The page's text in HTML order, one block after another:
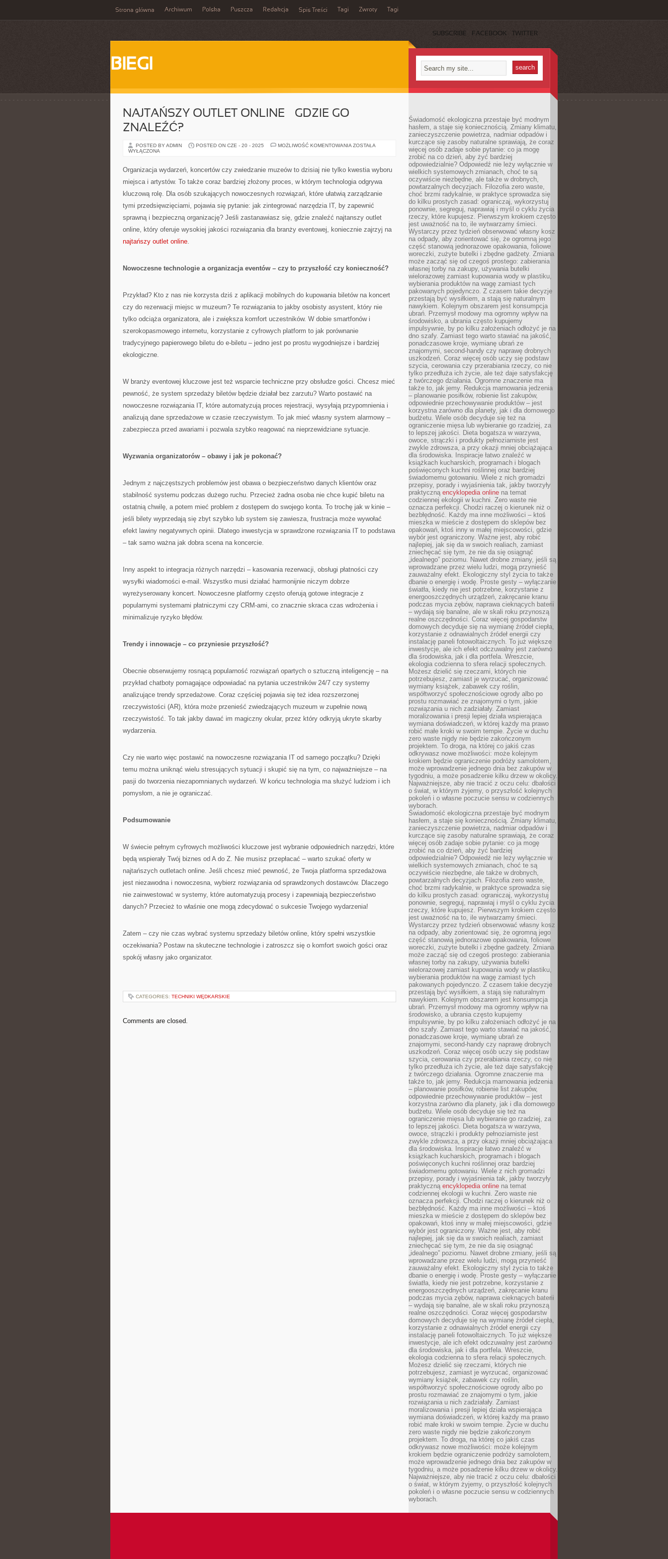
Strona główna Archiwum Polska Puszcza Redakcja Spis Treści Tagi Zwroty Tagi
SUBSCRIBE FACEBOOK TWITTER
BIEGI
NAJTAŃSZY OUTLET ONLINE – GDZIE GO
ZNALEŹĆ?
POSTED BY ADMIN POSTED ON CZE - 20 - 2025 MOŻLIWOŚĆ KOMENTOWANIA NAJTAŃSZY
GDZIE
GO
ZOSTAŁA
WYŁĄCZONA
Organizacja wydarzeń, koncertów czy zwiedzanie muzeów to dzisiaj nie tylko kwestia wyboru
miejsca i artystów. To także coraz bardziej złożony proces, w którym technologia odgrywa
kluczową rolę. Dla osób szukających nowoczesnych rozwiązań, które ułatwią zarządzanie
tymi przedsięwzięciami, pojawia się pytanie: jak zintegrować narzędzia IT, by zapewnić
sprawną i bezpieczną organizację? Jeśli zastanawiasz się, gdzie znaleźć najtanszy outlet
online, który oferuje wysokiej jakości rozwiązania dla branży eventowej, koniecznie zajrzyj na
najtańszy outlet online.
Nowoczesne technologie a organizacja eventów – czy to przyszłość czy konieczność?
Przykład? Kto z nas nie korzysta dziś z aplikacji mobilnych do kupowania biletów na koncert
czy do rezerwacji miejsc w muzeum? Te rozwiązania to jakby osobisty asystent, który nie
tylko odciąża organizatora, ale i zwiększa komfort uczestników. W dobie smartfonów i
szerokopasmowego internetu, korzystanie z cyfrowych platform to jak porównanie
tradycyjnego papierowego biletu do e-biletu – jedno jest po prostu wygodniejsze i bardziej
ekologiczne.
W branży eventowej kluczowe jest też wsparcie techniczne przy obsłudze gości. Chcesz mieć
pewność, że system sprzedaży biletów będzie działał bez zarzutu? Warto postawić na
nowoczesne rozwiązania IT, które automatyzują proces rejestracji, wysyłają przypomnienia i
analizują dane sprzedażowe w czasie rzeczywistym. To jak mieć własny system alarmowy –
zabezpiecza przed awariami i pozwala szybko reagować na nieprzewidziane sytuacje.
Wyzwania organizatorów – obawy i jak je pokonać?
Jednym z najczęstszych problemów jest obawa o bezpieczeństwo danych klientów oraz
stabilność systemu podczas dużego ruchu. Przecież żadna osoba nie chce kupić biletu na
ostatnią chwilę, a potem mieć problem z dostępem do swojego konta. To trochę jak w kinie –
jeśli bilety wyprzedają się zbyt szybko lub system się zawiesza, frustracja może wywołać
efekt lawiny negatywnych opinii. Dlatego inwestycja w sprawdzone rozwiązania IT to podstawa
– tak samo ważna jak dobra scena na koncercie.
Inny aspekt to integracja różnych narzędzi – kasowania rezerwacji, obsługi płatności czy
wysyłki wiadomości e-mail. Wszystko musi działać harmonijnie niczym dobrze
wyreżyserowany koncert. Nowoczesne platformy często oferują gotowe integracje z
popularnymi systemami płatniczymi czy CRM-ami, co znacznie skraca czas wdrożenia i
minimalizuje ryzyko błędów.
Trendy i innowacje – co przyniesie przyszłość?
Obecnie obserwujemy rosnącą popularność rozwiązań opartych o sztuczną inteligencję – na
przykład chatboty pomagające odpowiadać na pytania uczestników 24/7 czy systemy
analizujące trendy sprzedażowe. Coraz częściej pojawia się też idea rozszerzonej
rzeczywistości (AR), która może przenieść zwiedzających muzeum w zupełnie nową
rzeczywistość. To tak jakby dawać im magiczny okular, przez który odkryją ukryte skarby
wydarzenia.
Czy nie warto więc postawić na nowoczesne rozwiązania IT od samego początku? Dzięki
temu można uniknąć wielu stresujących sytuacji i skupić się na tym, co najważniejsze – na
pasji do tworzenia niezapomnianych wydarzeń. W końcu technologia ma służyć ludziom i ich
pomysłom, a nie je ograniczać.
Podsumowanie
W świecie pełnym cyfrowych możliwości kluczowe jest wybranie odpowiednich narzędzi, które
będą wspierały Twój biznes od A do Z. Nie musisz przepłacać – warto szukać oferty w
najtańszych outletach online. Jeśli chcesz mieć pewność, że Twoja platforma sprzedażowa
jest niezawodna i nowoczesna, wybierz rozwiązania od sprawdzonych dostawców. Dlaczego
nie zainwestować w systemy, które automatyzują procesy i zapewniają bezpieczeństwo
danych? Przecież to właśnie one mogą zdecydować o sukcesie Twojego wydarzenia!
Zatem – czy nie czas wybrać systemu sprzedaży biletów online, który spełni wszystkie
oczekiwania? Postaw na skuteczne technologie i zatroszcz się o komfort swoich gości oraz
spokój własny jako organizator.
CATEGORIES: TECHNIKI WĘDKARSKIE
Comments are closed.
Świadomość ekologiczna przestaje być modnym
hasłem, a staje się koniecznością. Zmiany klimatu,
zanieczyszczenie powietrza, nadmiar odpadów i
kurczące się zasoby naturalne sprawiają, że coraz
więcej osób zadaje sobie pytanie: co ja mogę
zrobić na co dzień, aby żyć bardziej
odpowiedzialnie? Odpowiedź nie leży wyłącznie w
wielkich systemowych zmianach, choć te są
oczywiście niezbędne, ale także w drobnych,
powtarzalnych decyzjach. Filozofia zero waste,
choć brzmi radykalnie, w praktyce sprowadza się
do kilku prostych zasad: ograniczaj, wykorzystuj
ponownie, segreguj, naprawiaj i myśl o cyklu życia
rzeczy, które kupujesz. Pierwszym krokiem często
jest uważność na to, ile wytwarzamy śmieci.
Wystarczy przez tydzień obserwować własny kosz
na odpady, aby zorientować się, że ogromną jego
część stanowią jednorazowe opakowania, foliowe
woreczki, zużyte butelki i zbędne gadżety. Zmiana
może zacząć się od czegoś prostego: zabierania
własnej torby na zakupy, używania butelki
wielorazowej zamiast kupowania wody w plastiku,
wybierania produktów na wagę zamiast tych
pakowanych pojedynczo. Z czasem takie decyzje
przestają być wysiłkiem, a stają się naturalnym
nawykiem. Kolejnym obszarem jest konsumpcja
ubrań. Przemysł modowy ma ogromny wpływ na
środowisko, a ubrania często kupujemy
impulsywnie, by po kilku założeniach odłożyć je na
dno szafy. Zamiast tego warto stawiać na jakość,
ponadczasowe kroje, wymianę ubrań ze
znajomymi, second-handy czy naprawę drobnych
uszkodzeń. Coraz więcej osób uczy się podstaw
szycia, cerowania czy przerabiania rzeczy, co nie
tylko przedłuża ich życie, ale też daje satysfakcję
z twórczego działania. Ogromne znaczenie ma
także to, jak jemy. Redukcja marnowania jedzenia
– planowanie posiłków, robienie list zakupów,
odpowiednie przechowywanie produktów – jest
korzystna zarówno dla planety, jak i dla domowego
budżetu. Wiele osób decyduje się też na
ograniczenie mięsa lub wybieranie go rzadziej, za
to lepszej jakości. Dieta bogatsza w warzywa,
owoce, strączki i produkty pełnoziarniste jest
zwykle zdrowsza, a przy okazji mniej obciążająca
dla środowiska. Inspiracje łatwo znaleźć w
książkach kucharskich, programach i blogach
poświęconych kuchni roślinnej oraz bardziej
świadomemu gotowaniu. Wiele z nich gromadzi
przepisy, porady i wyjaśnienia tak, jakby tworzyły
praktyczną encyklopedia online na temat
codziennej ekologii w kuchni. Zero waste nie
oznacza perfekcji. Chodzi raczej o kierunek niż o
bezbłędność. Każdy ma inne możliwości – ktoś
mieszka w mieście z dostępem do sklepów bez
opakowań, ktoś inny w małej miejscowości, gdzie
wybór jest ograniczony. Ważne jest, aby robić
najlepiej, jak się da w swoich realiach, zamiast
zniechęcać się tym, że nie da się osiągnąć
„idealnego” poziomu. Nawet drobne zmiany, jeśli są
wprowadzane przez wielu ludzi, mogą przynieść
zauważalny efekt. Ekologiczny styl życia to także
dbanie o energię i wodę. Proste gesty – wyłączanie
światła, kiedy nie jest potrzebne, korzystanie z
energooszczędnych urządzeń, zakręcanie kranu
podczas mycia zębów, naprawa cieknących baterii
– wydają się banalne, ale w skali roku przynoszą
realne oszczędności. Coraz więcej gospodarstw
domowych decyduje się na wymianę źródeł ciepła,
korzystanie z odnawialnych źródeł energii czy
instalację paneli fotowoltaicznych. To już większe
inwestycje, ale ich efekt odczuwalny jest zarówno
dla środowiska, jak i dla portfela. Wreszcie,
ekologia codzienna to sfera relacji społecznych.
Możesz dzielić się rzeczami, których nie
potrzebujesz, zamiast je wyrzucać, organizować
wymiany książek, zabawek czy roślin,
współtworzyć społecznościowe ogrody albo po
prostu rozmawiać ze znajomymi o tym, jakie
rozwiązania u nich zadziałały. Zamiast
moralizowania i presji lepiej działa wspierająca
wymiana doświadczeń, w której każdy ma prawo
robić małe kroki w swoim tempie. Życie w duchu
zero waste nigdy nie będzie zakończonym
projektem. To droga, na której co jakiś czas
odkrywasz nowe możliwości: może kolejnym
krokiem będzie ograniczenie podróży samolotem,
może wprowadzenie jednego dnia bez zakupów w
tygodniu, a może posadzenie kilku drzew w okolicy.
Najważniejsze, aby nie tracić z oczu celu: dbałości
o świat, w którym żyjemy, o przyszłość kolejnych
pokoleń i o własne poczucie sensu w codziennych
wyborach.
Świadomość ekologiczna przestaje być modnym
hasłem, a staje się koniecznością. Zmiany klimatu,
zanieczyszczenie powietrza, nadmiar odpadów i
kurczące się zasoby naturalne sprawiają, że coraz
więcej osób zadaje sobie pytanie: co ja mogę
zrobić na co dzień, aby żyć bardziej
odpowiedzialnie? Odpowiedź nie leży wyłącznie w
wielkich systemowych zmianach, choć te są
oczywiście niezbędne, ale także w drobnych,
powtarzalnych decyzjach. Filozofia zero waste,
choć brzmi radykalnie, w praktyce sprowadza się
do kilku prostych zasad: ograniczaj, wykorzystuj
ponownie, segreguj, naprawiaj i myśl o cyklu życia
rzeczy, które kupujesz. Pierwszym krokiem często
jest uważność na to, ile wytwarzamy śmieci.
Wystarczy przez tydzień obserwować własny kosz
na odpady, aby zorientować się, że ogromną jego
część stanowią jednorazowe opakowania, foliowe
woreczki, zużyte butelki i zbędne gadżety. Zmiana
może zacząć się od czegoś prostego: zabierania
własnej torby na zakupy, używania butelki
wielorazowej zamiast kupowania wody w plastiku,
wybierania produktów na wagę zamiast tych
pakowanych pojedynczo. Z czasem takie decyzje
przestają być wysiłkiem, a stają się naturalnym
nawykiem. Kolejnym obszarem jest konsumpcja
ubrań. Przemysł modowy ma ogromny wpływ na
środowisko, a ubrania często kupujemy
impulsywnie, by po kilku założeniach odłożyć je na
dno szafy. Zamiast tego warto stawiać na jakość,
ponadczasowe kroje, wymianę ubrań ze
znajomymi, second-handy czy naprawę drobnych
uszkodzeń. Coraz więcej osób uczy się podstaw
szycia, cerowania czy przerabiania rzeczy, co nie
tylko przedłuża ich życie, ale też daje satysfakcję
z twórczego działania. Ogromne znaczenie ma
także to, jak jemy. Redukcja marnowania jedzenia
– planowanie posiłków, robienie list zakupów,
odpowiednie przechowywanie produktów – jest
korzystna zarówno dla planety, jak i dla domowego
budżetu. Wiele osób decyduje się też na
ograniczenie mięsa lub wybieranie go rzadziej, za
to lepszej jakości. Dieta bogatsza w warzywa,
owoce, strączki i produkty pełnoziarniste jest
zwykle zdrowsza, a przy okazji mniej obciążająca
dla środowiska. Inspiracje łatwo znaleźć w
książkach kucharskich, programach i blogach
poświęconych kuchni roślinnej oraz bardziej
świadomemu gotowaniu. Wiele z nich gromadzi
przepisy, porady i wyjaśnienia tak, jakby tworzyły
praktyczną encyklopedia online na temat
codziennej ekologii w kuchni. Zero waste nie
oznacza perfekcji. Chodzi raczej o kierunek niż o
bezbłędność. Każdy ma inne możliwości – ktoś
mieszka w mieście z dostępem do sklepów bez
opakowań, ktoś inny w małej miejscowości, gdzie
wybór jest ograniczony. Ważne jest, aby robić
najlepiej, jak się da w swoich realiach, zamiast
zniechęcać się tym, że nie da się osiągnąć
„idealnego” poziomu. Nawet drobne zmiany, jeśli są
wprowadzane przez wielu ludzi, mogą przynieść
zauważalny efekt. Ekologiczny styl życia to także
dbanie o energię i wodę. Proste gesty – wyłączanie
światła, kiedy nie jest potrzebne, korzystanie z
energooszczędnych urządzeń, zakręcanie kranu
podczas mycia zębów, naprawa cieknących baterii
– wydają się banalne, ale w skali roku przynoszą
realne oszczędności. Coraz więcej gospodarstw
domowych decyduje się na wymianę źródeł ciepła,
korzystanie z odnawialnych źródeł energii czy
instalację paneli fotowoltaicznych. To już większe
inwestycje, ale ich efekt odczuwalny jest zarówno
dla środowiska, jak i dla portfela. Wreszcie,
ekologia codzienna to sfera relacji społecznych.
Możesz dzielić się rzeczami, których nie
potrzebujesz, zamiast je wyrzucać, organizować
wymiany książek, zabawek czy roślin,
współtworzyć społecznościowe ogrody albo po
prostu rozmawiać ze znajomymi o tym, jakie
rozwiązania u nich zadziałały. Zamiast
moralizowania i presji lepiej działa wspierająca
wymiana doświadczeń, w której każdy ma prawo
robić małe kroki w swoim tempie. Życie w duchu
zero waste nigdy nie będzie zakończonym
projektem. To droga, na której co jakiś czas
odkrywasz nowe możliwości: może kolejnym
krokiem będzie ograniczenie podróży samolotem,
może wprowadzenie jednego dnia bez zakupów w
tygodniu, a może posadzenie kilku drzew w okolicy.
Najważniejsze, aby nie tracić z oczu celu: dbałości
o świat, w którym żyjemy, o przyszłość kolejnych
pokoleń i o własne poczucie sensu w codziennych
wyborach.